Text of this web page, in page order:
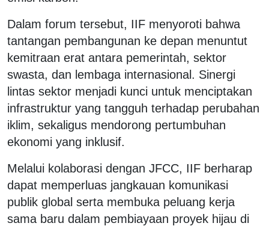
Dalam forum tersebut, IIF menyoroti bahwa
tantangan pembangunan ke depan menuntut
kemitraan erat antara pemerintah, sektor
swasta, dan lembaga internasional. Sinergi
lintas sektor menjadi kunci untuk menciptakan
infrastruktur yang tangguh terhadap perubahan
iklim, sekaligus mendorong pertumbuhan
ekonomi yang inklusif.
Melalui kolaborasi dengan JFCC, IIF berharap
dapat memperluas jangkauan komunikasi
publik global serta membuka peluang kerja
sama baru dalam pembiayaan proyek hijau di